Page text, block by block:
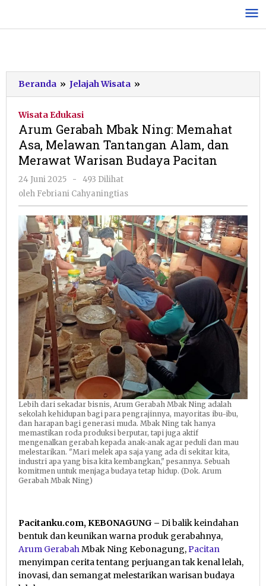
konten
Beranda » Jelajah Wisata »
Gerabah
Memahat
Asa,
Melawan
Tantangan
Merawat
Warisan
Budaya
Pacitan
Wisata Edukasi
Arum Gerabah Mbak Ning: Memahat
Asa, Melawan Tantangan Alam, dan
Merawat Warisan Budaya Pacitan
24 Juni 2025
oleh
Febriani
Cahyaningtias
-
493 Dilihat
oleh Febriani Cahyaningtias
Lebih dari sekadar bisnis, Arum Gerabah Mbak Ning adalah
sekolah kehidupan bagi para pengrajinnya, mayoritas ibu-ibu,
dan harapan bagi generasi muda. Mbak Ning tak hanya
memastikan roda produksi berputar, tapi juga aktif
mengenalkan gerabah kepada anak-anak agar peduli dan mau
melestarikan. "Mari melek apa saja yang ada di sekitar kita,
industri apa yang bisa kita kembangkan," pesannya. Sebuah
komitmen untuk menjaga budaya tetap hidup. (Dok. Arum
Gerabah Mbak Ning)
Pacitanku.com, KEBONAGUNG – Di balik keindahan
bentuk dan keunikan warna produk gerabahnya,
Arum GerabahMbak Ning Kebonagung,Pacitan
menyimpan cerita tentang perjuangan tak kenal lelah,
inovasi, dan semangat melestarikan warisan budaya